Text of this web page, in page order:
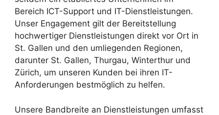
Bereich ICT-Support und IT-Dienstleistungen.
Unser Engagement gilt der Bereitstellung
hochwertiger Dienstleistungen direkt vor Ort in
St. Gallen und den umliegenden Regionen,
darunter St. Gallen, Thurgau, Winterthur und
Zürich, um unseren Kunden bei ihren IT-
Anforderungen bestmöglich zu helfen.
Unsere Bandbreite an Dienstleistungen umfasst